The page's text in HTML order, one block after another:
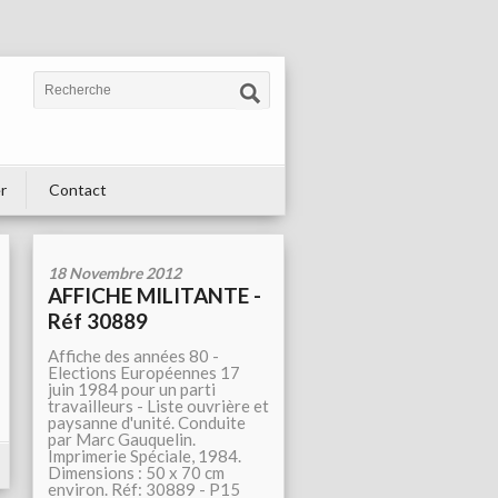
Contact
18 Novembre 2012
AFFICHE MILITANTE -
Réf 30889
Affiche des années 80 -
Elections Européennes 17
juin 1984 pour un parti
travailleurs - Liste ouvrière et
paysanne d'unité. Conduite
par Marc Gauquelin.
Imprimerie Spéciale, 1984.
Dimensions : 50 x 70 cm
environ. Réf: 30889 - P15